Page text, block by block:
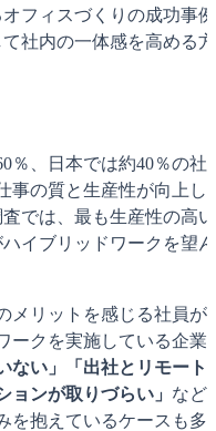
フィスづくりの成功事例
社内の一体感を高める方
％、日本では約40％の社
事の質と生産性が向上し
では、最も生産性の高い
イブリッドワークを望ん
メリットを感じる社員が
ークを実施している企業
ない」「出社とリモート
ンが取りづらい」 など
を抱えているケースも多